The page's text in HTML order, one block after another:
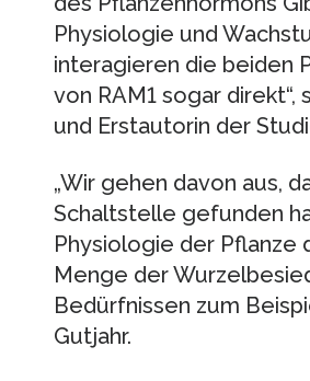
Physiologie und
interagieren die beiden
von RAM1 sogar direkt“,
und Erstautorin der
„Wir gehen davon aus,
Schaltstelle gefunden
Physiologie der Pflanze
Menge der
Bedürfnissen zum
Gutjahr.